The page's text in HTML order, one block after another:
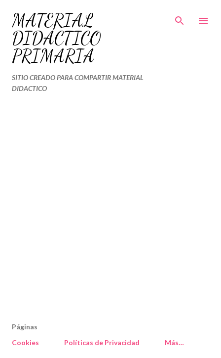
Ir al contenido principal
MATERIAL
DIDÁCTICO
PRIMARIA
SITIO CREADO PARA COMPARTIR MATERIAL
DIDACTICO
Páginas
Cookies
Políticas de Privacidad Más…